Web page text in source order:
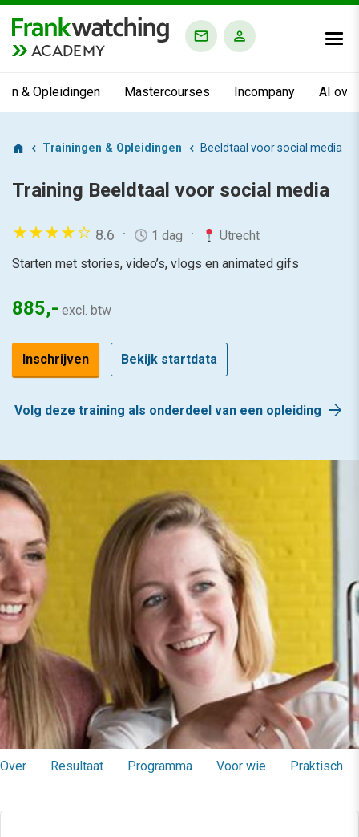
ACADEMY
& Opleidingen Mastercourses Incompany AI
Trainingen & Opleidingen Beeldtaal voor social media
Training Beeldtaal voor social media
8.6 1 dag
Utrecht
Starten met stories, video’s, vlogs en animated gifs
885,- excl. btw
Inschrijven Bekijk startdata
Volg deze training als onderdeel van een opleiding arrow_forward
Over Resultaat Programma Voor wie Praktisch